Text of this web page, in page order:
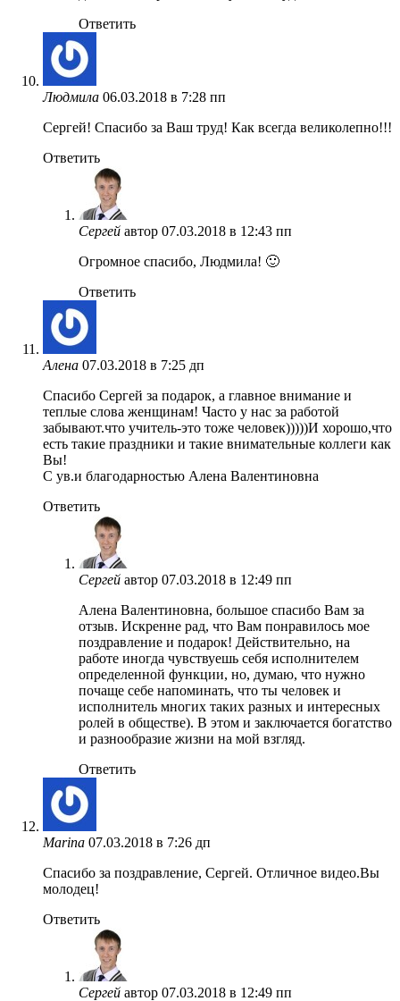
Ответить
Людмила 06.03.2018 в 7:28 пп
Сергей! Спасибо за Ваш труд! Как всегда великолепно!!!
Ответить
Сергей автор 07.03.2018 в 12:43 пп
Огромное спасибо, Людмила! 🙂
Ответить
Алена 07.03.2018 в 7:25 дп
Спасибо Сергей за подарок, а главное внимание и
теплые слова женщинам! Часто у нас за работой
забывают.что учитель-это тоже человек)))))И хорошо,что
есть такие праздники и такие внимательные коллеги как
Вы!
С ув.и благодарностью Алена Валентиновна
Ответить
Сергей автор 07.03.2018 в 12:49 пп
Алена Валентиновна, большое спасибо Вам за
отзыв. Искренне рад, что Вам понравилось мое
поздравление и подарок! Действительно, на
работе иногда чувствуешь себя исполнителем
определенной функции, но, думаю, что нужно
почаще себе напоминать, что ты человек и
исполнитель многих таких разных и интересных
ролей в обществе). В этом и заключается богатство
и разнообразие жизни на мой взгляд.
Ответить
Marina 07.03.2018 в 7:26 дп
Спасибо за поздравление, Сергей. Отличное видео.Вы
молодец!
Ответить
Сергей автор 07.03.2018 в 12:49 пп